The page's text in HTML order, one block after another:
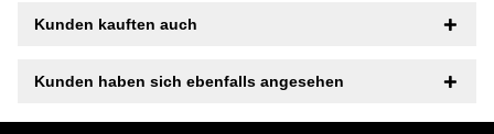
Kunden kauften auch
Kunden haben sich ebenfalls angesehen